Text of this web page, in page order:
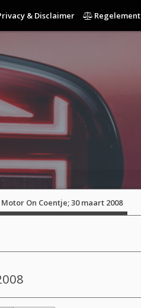
& Disclaimer Regelement
Motor On Coentje; 30 maart 2008